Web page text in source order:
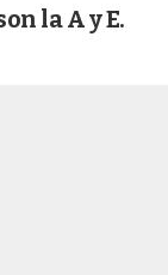
la A y E.